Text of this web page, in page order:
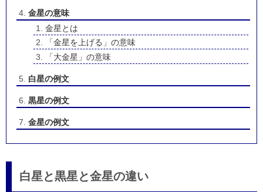
金星の意味
金星とは
「金星を上げる」の意味
「大金星」の意味
白星の例文
黒星の例文
金星の例文
白星と黒星と金星の違い